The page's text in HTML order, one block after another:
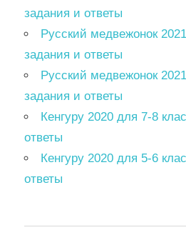
задания и ответы
Русский медвежонок
задания и ответы
Русский медвежонок
задания и ответы
Кенгуру 2020 для 7-8
ответы
Кенгуру 2020 для 5-6
ответы